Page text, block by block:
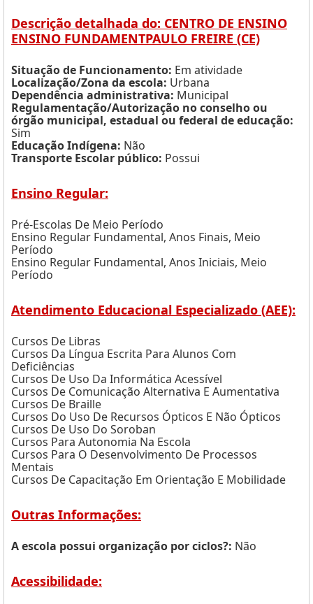
Descrição detalhada do: CENTRO DE ENSINO
ENSINO FUNDAMENTPAULO FREIRE (CE)
Situação de Funcionamento: Em atividade
Localização/Zona da escola: Urbana
Dependência administrativa: Municipal
Regulamentação/Autorização no conselho ou
órgão municipal, estadual ou federal de educação:
Sim
Educação Indígena: Não
Transporte Escolar público: Possui
Ensino Regular:
Pré-Escolas De Meio Período
Ensino Regular Fundamental, Anos Finais, Meio
Período
Ensino Regular Fundamental, Anos Iniciais, Meio
Período
Atendimento Educacional Especializado (AEE):
Cursos De Libras
Cursos Da Língua Escrita Para Alunos Com
Deficiências
Cursos De Uso Da Informática Acessível
Cursos De Comunicação Alternativa E Aumentativa
Cursos De Braille
Cursos Do Uso De Recursos Ópticos E Não Ópticos
Cursos De Uso Do Soroban
Cursos Para Autonomia Na Escola
Cursos Para O Desenvolvimento De Processos
Mentais
Cursos De Capacitação Em Orientação E Mobilidade
Outras Informações:
A escola possui organização por ciclos?: Não
Acessibilidade: